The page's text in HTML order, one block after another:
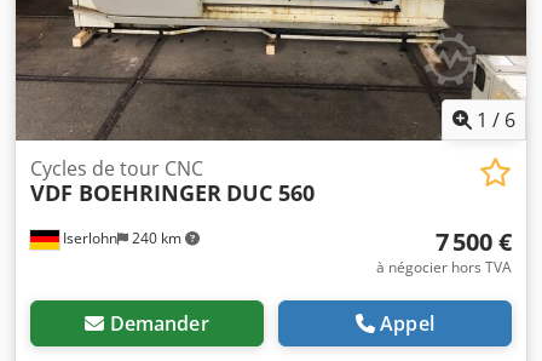
1 / 6
Iserlohn 240 km
Cycles de tour CNC
VDF BOEHRINGER DUC 560
7 500 €
à négocier hors TVA
Demander Appel